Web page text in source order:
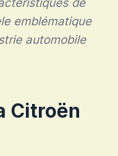
emblématique
automobile
Citroën